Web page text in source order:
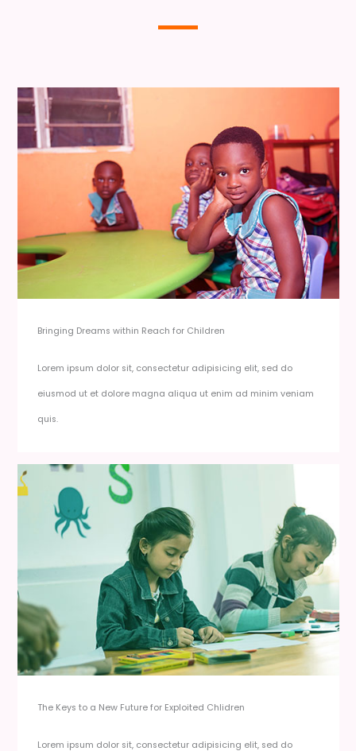
Bringing Dreams within Reach for Children​
Lorem ipsum dolor sit, consectetur adipisicing elit, sed do
eiusmod ut et dolore magna aliqua ut enim ad minim veniam
quis.
The Keys to a New Future for Exploited Chlidren​
Lorem ipsum dolor sit, consectetur adipisicing elit, sed do